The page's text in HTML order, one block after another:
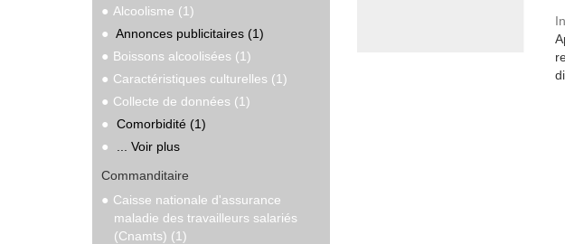
Alcoolisme (1)
Annonces publicitaires (1)
Boissons alcoolisées (1)
Caractéristiques culturelles (1)
Collecte de données (1)
Comorbidité (1)
... Voir plus
Commanditaire
Caisse nationale d'assurance
maladie des travailleurs salariés
(Cnamts) (1)